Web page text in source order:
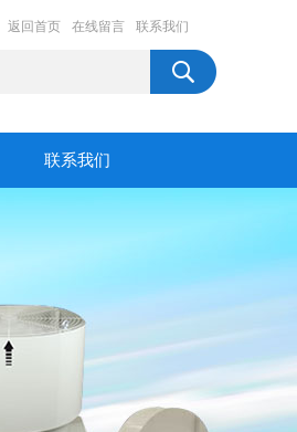
返回首页 在线留言 联系我们
联系我们